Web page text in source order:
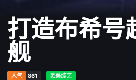
打造布希号
舰
人气 861 欧美综艺